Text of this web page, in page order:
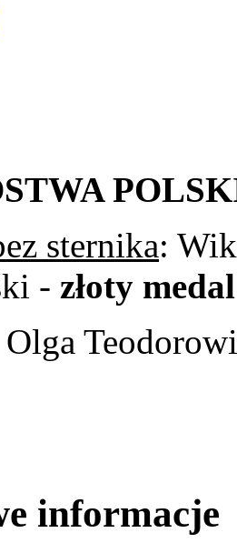
sternika:
- złoty medal
Olga
informacje